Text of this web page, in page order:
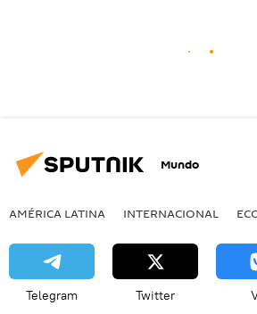
Mundo
AMÉRICA LATINA INTERNACIONAL
Telegram Twitter